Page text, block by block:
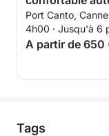
Lerins pour 4
discount pour
Port Canto,
4h00 · Jusqu'à 6
A partir de 650
Tags